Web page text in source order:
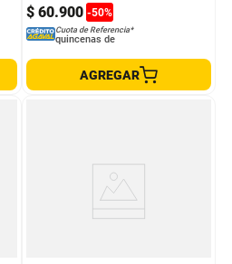
$ 60.900 -50%
Cuota de Referencia*
quincenas de
AGREGAR